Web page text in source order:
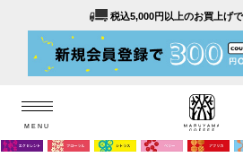
税込5,000円以上のお買上げ
MENU
MENU